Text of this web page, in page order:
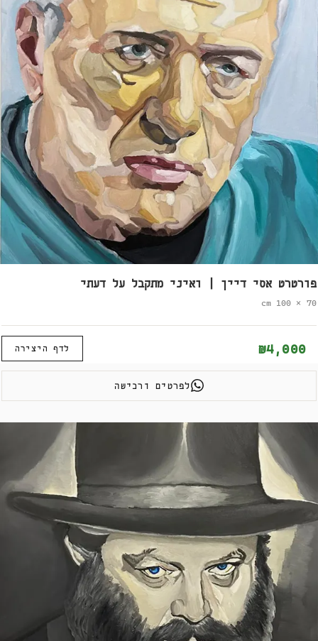
פורטרט אסי דיין | ואיני מתקבל על דעתי
70 × 100 cm
₪4,000 לדף היצירה
לפרטים ורכישה